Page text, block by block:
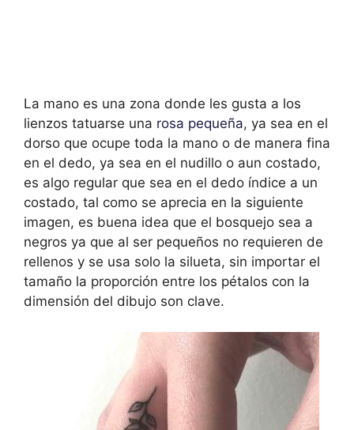
La mano es una zona donde les gusta a los
lienzos tatuarse una rosa pequeña, ya sea en el
dorso que ocupe toda la mano o de manera fina
en el dedo, ya sea en el nudillo o aun costado,
es algo regular que sea en el dedo índice a un
costado, tal como se aprecia en la siguiente
imagen, es buena idea que el bosquejo sea a
negros ya que al ser pequeños no requieren de
rellenos y se usa solo la silueta, sin importar el
tamaño la proporción entre los pétalos con la
dimensión del dibujo son clave.